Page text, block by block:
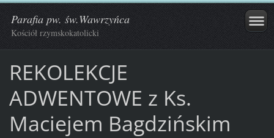
Parafia pw. św.Wawrzyńca
Kościół rzymskokatolicki
REKOLEKCJE
ADWENTOWE z Ks.
Maciejem Bagdzińskim